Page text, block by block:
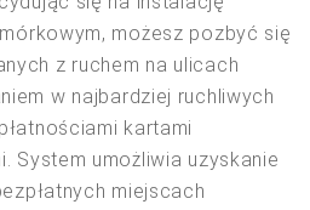
możesz pozbyć się
z ruchem na ulicach
w najbardziej ruchliwych
kartami
System umożliwia uzyskanie
miejscach